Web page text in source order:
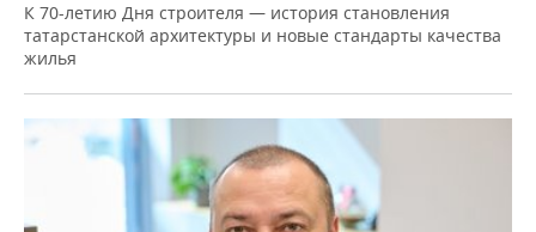
К 70-летию Дня строителя — история становления
татарстанской архитектуры и новые стандарты качества
жилья